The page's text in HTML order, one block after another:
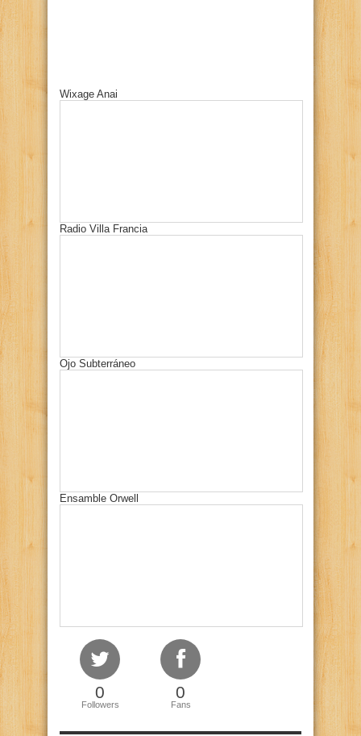
Wixage Anai
Radio Villa Francia
Ojo Subterráneo
Ensamble Orwell
0
Followers
0
Fans